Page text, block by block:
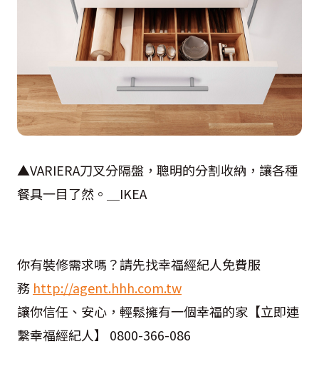
▲VARIERA刀叉分隔盤，聰明的分割收納，讓各種
餐具一目了然。＿IKEA
你有裝修需求嗎？請先找幸福經紀人免費服
務 http://agent.hhh.com.tw
讓你信任、安心，輕鬆擁有一個幸福的家【立即連
繫幸福經紀人】 0800-366-086